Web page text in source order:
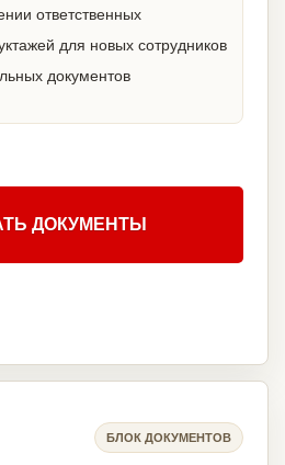
ответственных
для новых сотрудников
документов
ДОКУМЕНТЫ
БЛОК ДОКУМЕНТОВ